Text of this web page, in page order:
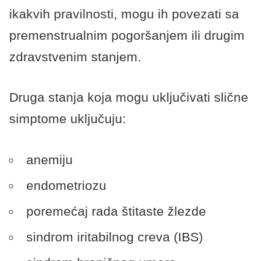
ikakvih pravilnosti, mogu ih povezati sa
premenstrualnim pogoršanjem ili drugim
zdravstvenim stanjem.
Druga stanja koja mogu uključivati slične
simptome uključuju:
anemiju
endometriozu
poremećaj rada štitaste žlezde
sindrom iritabilnog creva (IBS)